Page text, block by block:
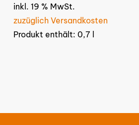
inkl. 19 % MwSt.
zuzüglich Versandkosten
Produkt enthält: 0,7